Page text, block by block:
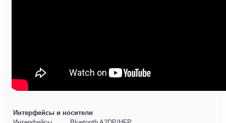
Интерфейсы и носители